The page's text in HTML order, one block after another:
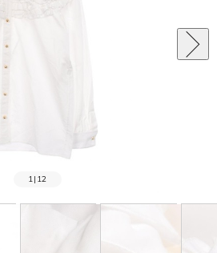
1 | 12